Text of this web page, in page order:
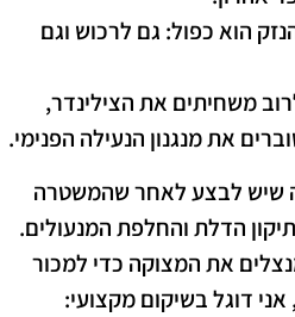
הוא כפול: גם לרכוש וגם
משחיתים את הצילינדר,
את מנגנון הנעילה הפנימי.
שיש לבצע לאחר שהמשטרה
הדלת והחלפת המנעולים.
את המצוקה כדי למכור
דוגל בשיקום מקצועי: